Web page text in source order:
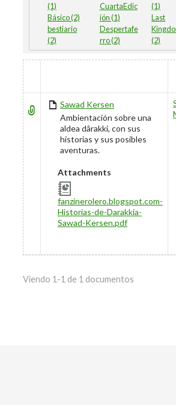
(1)
Básico (2)
bestiario
(2)
CuartaEdic
ión (1)
Despertafe
rro (2)
(1)
Last
(2)
Sawad Kersen
Ambientación sobre una
aldea dârakki, con sus
historias y sus posibles
aventuras.
Attachments
fanzinerolero.blogspot.com-
Historias-de-Darakkia-
Sawad-Kersen.pdf
Viendo 1-1 de 1 documentos